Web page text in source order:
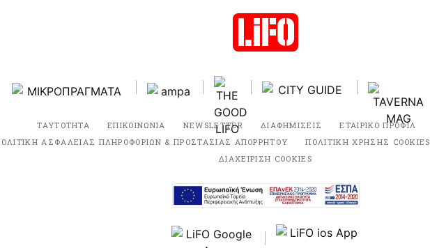
ΤΑΥΤΟΤΗΤΑ ΕΠΙΚΟΙΝΩΝΙΑ NEWSLETTER ΔΙΑΦΗΜΙΣΕΙΣ ΕΤΑΙΡΙΚΟ ΠΡΟΦΙΛ
ΑΣΦΑΛΕΙΑΣ ΠΛΗΡΟΦΟΡΙΩΝ & ΠΡΟΣΤΑΣΙΑΣ ΑΠΟΡΡΗΤΟΥ
ΠΟΛΙΤΙΚΗ ΧΡΗΣΗΣ COOKIES
ΔΙΑΧΕΙΡΙΣΗ COOKIES